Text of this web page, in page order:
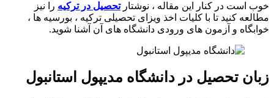
خوب است در کنار این مقاله ، نوشتارتحصیل در ترکیه را نیز
مطالعه کنید تا با کلیات اخذ ویزای تحصیلی ترکیه ، بورسیه ها ،
خوابگاه و آزمون های ورودی دانشگاه های آن آشنا شوید.
زبان تحصیل در دانشگاه مدیپول استانبول